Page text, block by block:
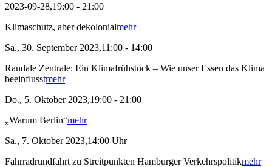
2023-09-28,19:00 - 21:00
Klimaschutz, aber dekolonialmehr
Sa., 30. September 2023,11:00 - 14:00
Randale Zentrale: Ein Klimafrühstück – Wie unser Essen das Klima
beeinflusstmehr
Do., 5. Oktober 2023,19:00 - 21:00
„Warum Berlin“mehr
Sa., 7. Oktober 2023,14:00 Uhr
Fahrradrundfahrt zu Streitpunkten Hamburger Verkehrspolitikmehr